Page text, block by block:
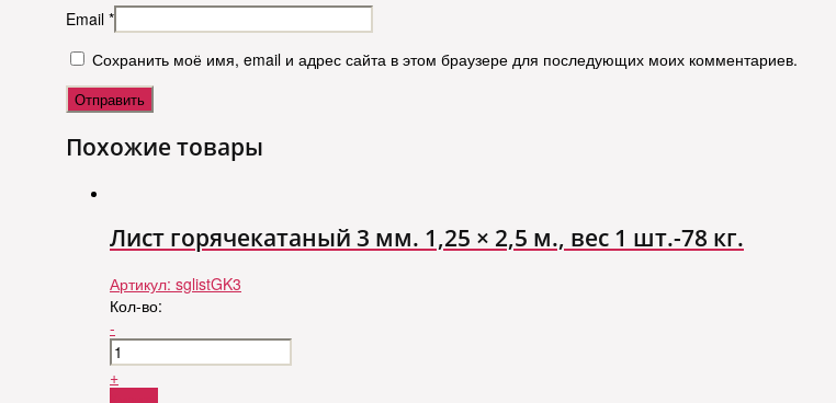
Email *
Сохранить моё имя, email и адрес сайта в этом браузере для последующих моих комментариев.
Похожие товары
Лист горячекатаный 3 мм. 1,25 × 2,5 м., вес 1 шт.-78 кг.
Артикул: sglistGK3
Кол-во:
-
+